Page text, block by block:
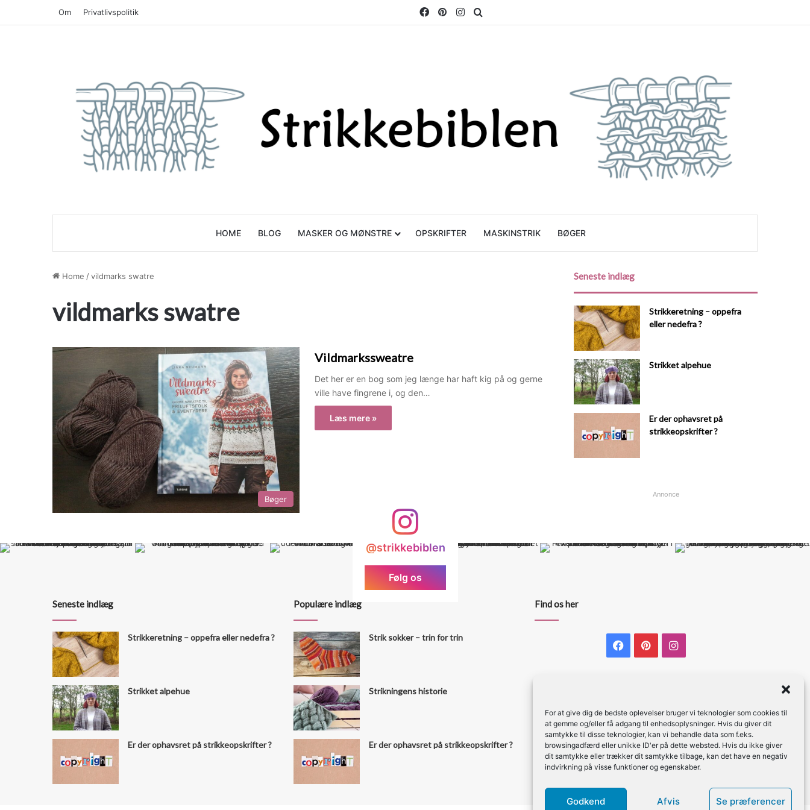
For at give dig de bedste oplevelser bruger vi teknologier som cookies til
at gemme og/eller få adgang til enhedsoplysninger. Hvis du giver dit
samtykke til disse teknologier, kan vi behandle data som f.eks.
browsingadfærd eller unikke ID'er på dette websted. Hvis du ikke giver
dit samtykke eller trækker dit samtykke tilbage, kan det have en negativ
indvirkning på visse funktioner og egenskaber.
Godkend Afvis Se præferencer
Om Privatlivspolitik Facebook
PinterestInstagram
HOME BLOG MASKER OG MØNSTRE OPSKRIFTER MASKINSTRIK BØGER
Home /vildmarks swatre
vildmarks swatre
Bøger
Vildmarkssweatre
Det her er en bog som jeg længe har haft kig på og gerne
ville have fingrene i, og den…
Læs mere »
Seneste indlæg
Strikkeretning – oppefra
eller nedefra ?
Strikket alpehue
Er der ophavsret på
strikkeopskrifter ?
Annonce
@strikkebiblen
Følg os
Seneste indlæg
Strikkeretning – oppefra eller nedefra ?
Strikket alpehue
Er der ophavsret på strikkeopskrifter ?
Populære indlæg
Strik sokker – trin for trin
Strikningens historie
Er der ophavsret på strikkeopskrifter ?
Find os her
Facebook
PinterestInstagram